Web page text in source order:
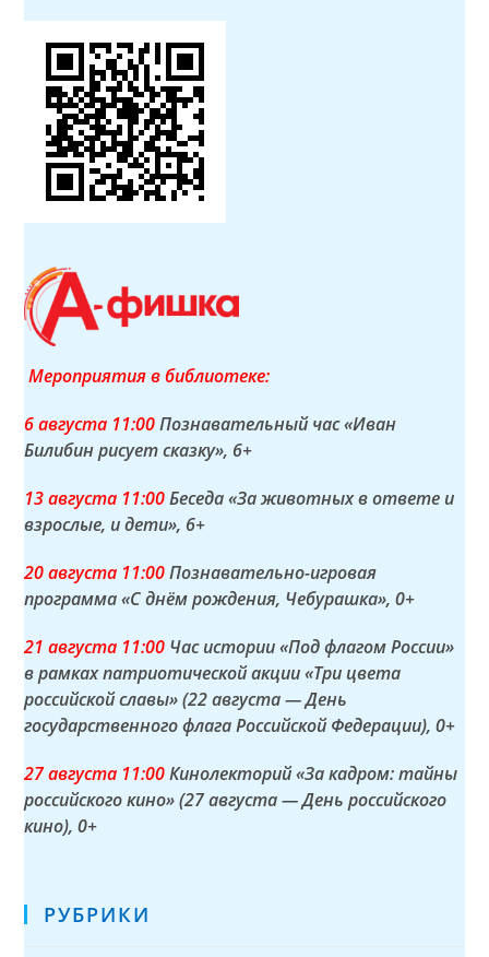
Мероприятия в библиотеке:
6 августа 11:00Познавательный час «Иван
Билибин рисует сказку», 6+
13 августа 11:00Беседа «За животных в ответе и
взрослые, и дети», 6+
20 августа 11:00Познавательно-игровая
программа «С днём рождения, Чебурашка», 0+
21 августа 11:00 Час истории «Под флагом России»
в рамках патриотической акции «Три цвета
российской славы» (22 августа — День
государственного флага Российской Федерации), 0+
27 августа 11:00Кинолекторий «За кадром: тайны
российского кино» (27 августа — День российского
кино), 0+
РУБРИКИ